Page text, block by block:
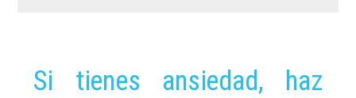
Si tienes ansiedad, haz